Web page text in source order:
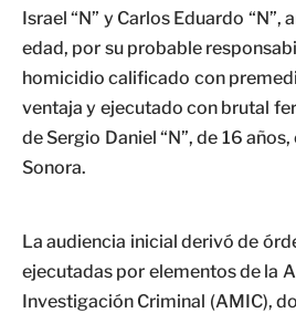
Israel “N” y Carlos Eduardo “N”,
edad, por su probable
homicidio calificado con
ventaja y ejecutado con brutal
de Sergio Daniel “N”, de 16
Sonora.
La audiencia inicial derivó de
ejecutadas por elementos de la
Investigación Criminal (AMIC),